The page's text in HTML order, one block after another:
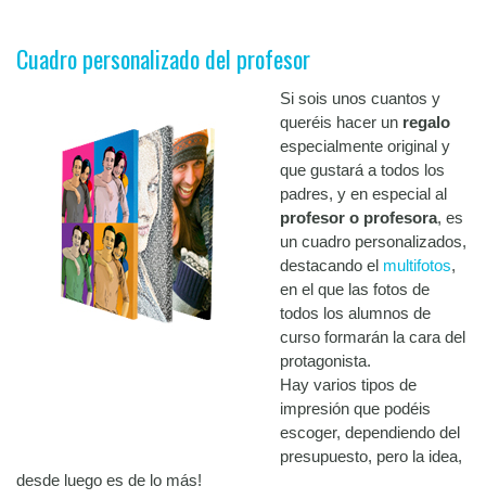
Cuadro personalizado del profesor
Si sois unos cuantos y
queréis hacer un regalo
especialmente original y
que gustará a todos los
padres, y en especial al
profesor o profesora, es
un cuadro personalizados,
destacando el multifotos,
en el que las fotos de
todos los alumnos de
curso formarán la cara del
protagonista.
Hay varios tipos de
impresión que podéis
escoger, dependiendo del
presupuesto, pero la idea,
desde luego es de lo más!